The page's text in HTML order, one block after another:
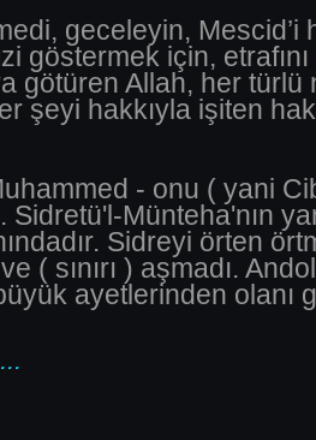
geceleyin, Mescid’i
göstermek için, etrafını
götüren Allah, her türlü
şeyi hakkıyla işiten
- onu ( yani
Sidretü'l-Münteha'nın
Sidreyi örten
( sınırı ) aşmadı.
ayetlerinden olanı